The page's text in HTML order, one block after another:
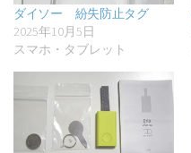
ダイソー 紛失防止タグ
2025年10月5日
スマホ・タブレット